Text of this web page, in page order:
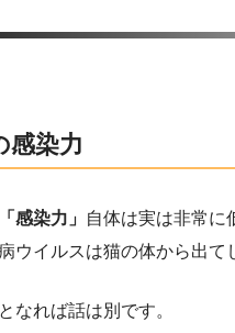
感染力
「感染力」 自体は実は非常に
ウイルスは猫の体から出て
となれば話は別です。